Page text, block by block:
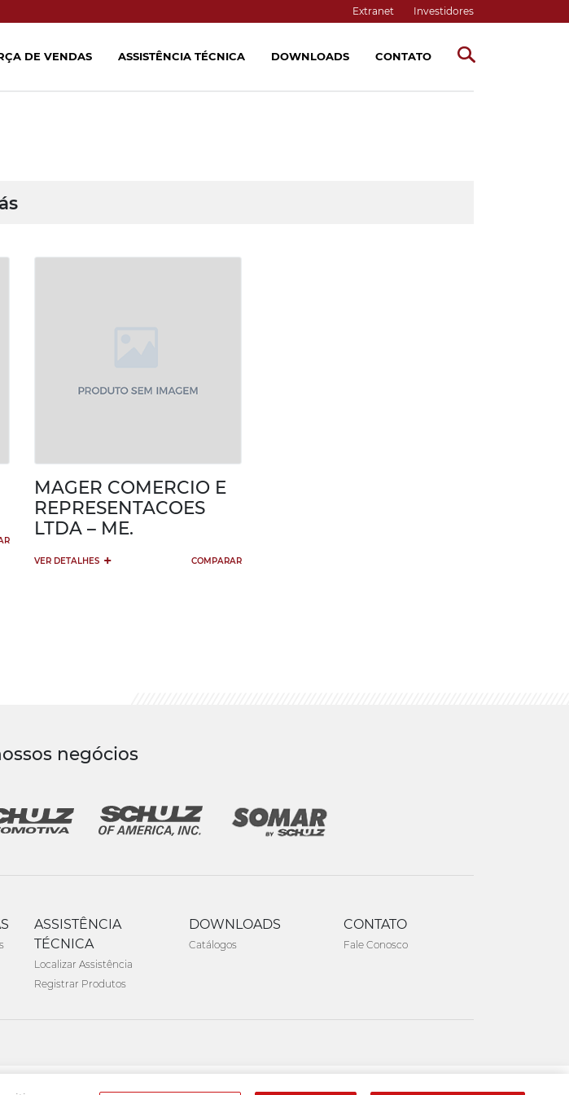
Extranet Investidores
MAGER COMERCIO E
REPRESENTACOES
LTDA – ME.
VER DETALHES + COMPARAR
negócios
ASSISTÊNCIA
TÉCNICA
Localizar Assistência
Registrar Produtos
DOWNLOADS
Catálogos
CONTATO
Fale Conosco
DE VENDAS ASSISTÊNCIA TÉCNICA DOWNLOADS CONTATO